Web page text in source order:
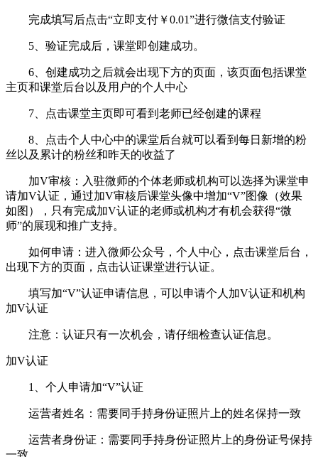
完成填写后点击“立即支付￥0.01”进行微信支付验证
5、验证完成后，课堂即创建成功。
6、创建成功之后就会出现下方的页面，该页面包括课堂
主页和课堂后台以及用户的个人中心
7、点击课堂主页即可看到老师已经创建的课程
8、点击个人中心中的课堂后台就可以看到每日新增的粉
丝以及累计的粉丝和昨天的收益了
加V审核：入驻微师的个体老师或机构可以选择为课堂申
请加V认证，通过加V审核后课堂头像中增加“V”图像（效果
如图），只有完成加V认证的老师或机构才有机会获得“微
师”的展现和推广支持。
如何申请：进入微师公众号，个人中心，点击课堂后台，
出现下方的页面，点击认证课堂进行认证。
填写加“V”认证申请信息，可以申请个人加V认证和机构
加V认证
注意：认证只有一次机会，请仔细检查认证信息。
加V认证
1、个人申请加“V”认证
运营者姓名：需要同手持身份证照片上的姓名保持一致
运营者身份证：需要同手持身份证照片上的身份证号保持
一致